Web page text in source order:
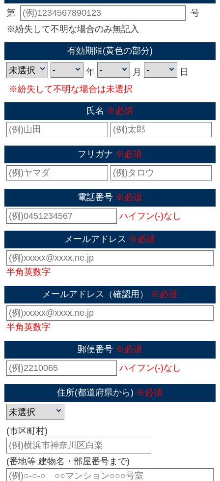
第
号
※紛失して不明な場合のみ無記入
有効期限(黄色の部分)
年 月
日
※紛失して不明な場合は未選択
氏名 ※必須
フリガナ ※必須
電話番号 ※必須
ハイフン(-)なし
メールアドレス ※必須
半角英数字
メールアドレス（確認用） ※必須
半角英数字
郵便番号 ※必須
ハイフン(-)なし
住所(都道府県から) ※必須
(市区町村)
(番地等 建物名・部屋番号まで)